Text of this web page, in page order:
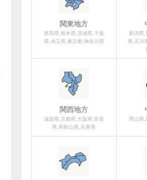
関東地方
群馬県,栃木県,茨城県,千葉
県,埼玉県,東京都,神奈川県
新潟県,
県,石川
関西地方
滋賀県,京都府,大阪府,奈良
県,和歌山県,兵庫県
岡山県